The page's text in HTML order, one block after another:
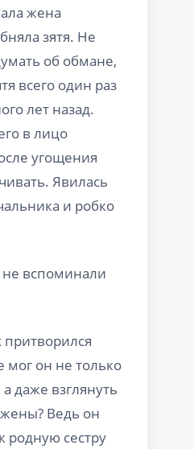
жена
зятя. Не
об обмане,
всего один раз
лет назад.
в лицо
угощения
Явилась
и робко
вспоминали
мог он не только
а даже взглянуть
Ведь он
родную сестру